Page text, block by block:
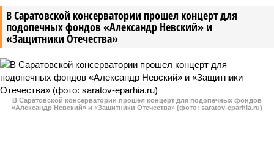
В Саратовской консерватории прошел концерт для
подопечных фондов «Александр Невский» и
«Защитники Отечества»
В Саратовской консерватории прошел концерт для подопечных фондов
«Александр Невский» и «Защитники Отечества» (фото: saratov-eparhia.ru)